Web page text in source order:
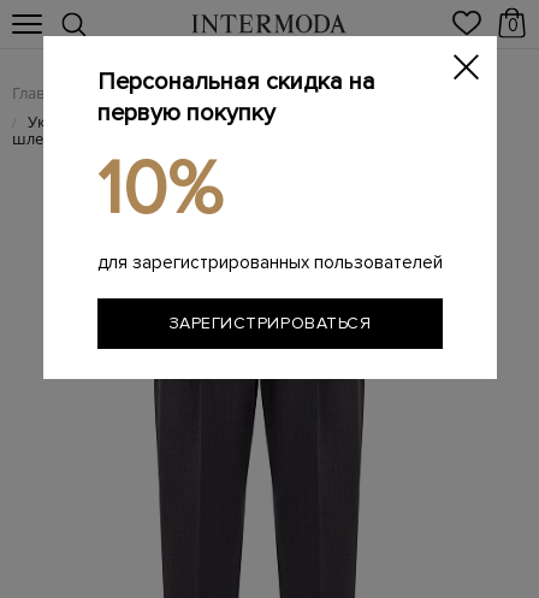
0
Главная Женщинам / Женская одежда / Женские брюки
/ Укороченные брюки Baggy Cigarette из шерсти с блестящими
шлевками
Персональная скидка на
первую покупку
10%
для зарегистрированных пользователей
ЗАРЕГИСТРИРОВАТЬСЯ